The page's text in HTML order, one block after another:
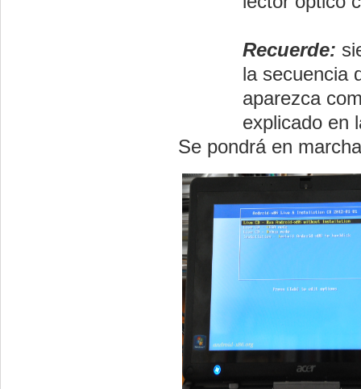
Recuerde:
la secuencia
aparezca
explicado en
Se pondrá en